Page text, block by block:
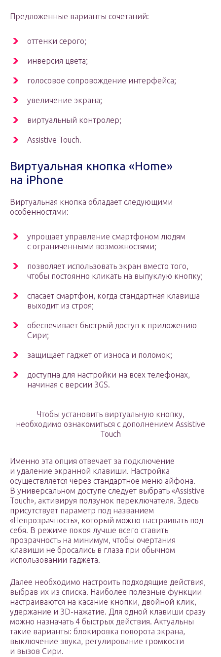
Предложенные варианты сочетаний:
оттенки серого;
инверсия цвета;
голосовое сопровождение интерфейса;
увеличение экрана;
виртуальный контролер;
Assistive Touch.
Виртуальная кнопка «Home»
на iPhone
Виртуальная кнопка обладает следующими
особенностями:
упрощает управление смартфоном людям
с ограниченными возможностями;
позволяет использовать экран вместо того,
чтобы постоянно кликать на выпуклую кнопку;
спасает смартфон, когда стандартная клавиша
выходит из строя;
обеспечивает быстрый доступ к приложению
Сири;
защищает гаджет от износа и поломок;
доступна для настройки на всех телефонах,
начиная с версии 3GS.
Чтобы установить виртуальную кнопку,
необходимо ознакомиться с дополнением Assistive
Touch
Именно эта опция отвечает за подключение
и удаление экранной клавиши. Настройка
осуществляется через стандартное меню айфона.
В универсальном доступе следует выбрать «Assistive
Touch», активируя ползунок переключателя. Здесь
присутствует параметр под названием
«Непрозрачность», который можно настраивать под
себя. В режиме покоя лучше всего ставить
прозрачность на минимум, чтобы очертания
клавиши не бросались в глаза при обычном
использовании гаджета.
Далее необходимо настроить подходящие действия,
выбрав их из списка. Наиболее полезные функции
настраиваются на касание кнопки, двойной клик,
удержание и 3D-нажатие. Для одной клавиши сразу
можно назначать 4 быстрых действия. Актуальны
такие варианты: блокировка поворота экрана,
выключение звука, регулирование громкости
и вызов Сири.